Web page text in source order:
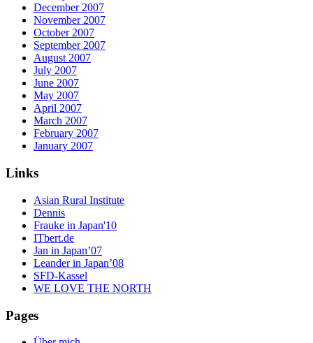
December 2007
November 2007
October 2007
September 2007
August 2007
July 2007
June 2007
May 2007
April 2007
March 2007
February 2007
January 2007
Links
Asian Rural Institute
Dennis
Frauke in Japan'10
ITbert.de
Jan in Japan’07
Leander in Japan’08
SFD-Kassel
WE LOVE THE NORTH
Pages